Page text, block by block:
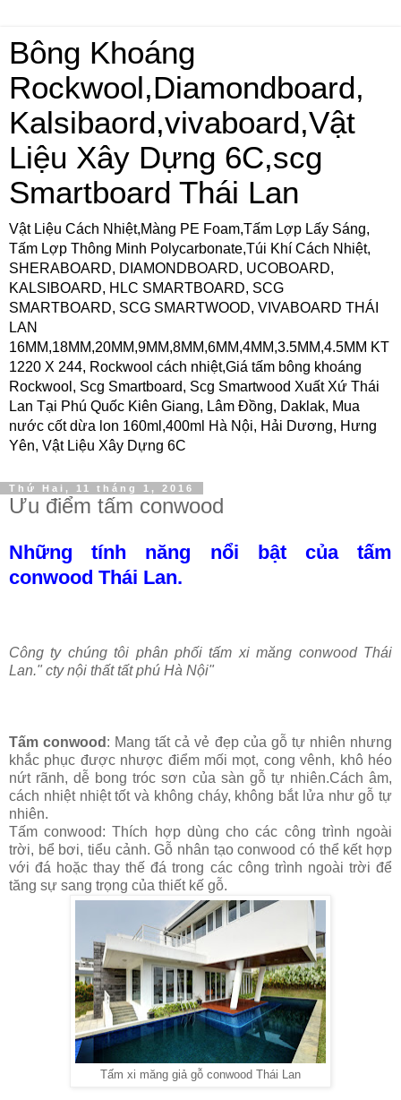
Bông Khoáng
Rockwool,Diamondboard,
Kalsibaord,vivaboard,Vật
Liệu Xây Dựng 6C,scg
Smartboard Thái Lan
Vật Liệu Cách Nhiệt,Màng PE Foam,Tấm Lợp Lấy Sáng,
Tấm Lợp Thông Minh Polycarbonate,Túi Khí Cách Nhiệt,
SHERABOARD, DIAMONDBOARD, UCOBOARD,
KALSIBOARD, HLC SMARTBOARD, SCG
SMARTBOARD, SCG SMARTWOOD, VIVABOARD THÁI
LAN
16MM,18MM,20MM,9MM,8MM,6MM,4MM,3.5MM,4.5MM KT
1220 X 244, Rockwool cách nhiệt,Giá tấm bông khoáng
Rockwool, Scg Smartboard, Scg Smartwood Xuất Xứ Thái
Lan Tại Phú Quốc Kiên Giang, Lâm Đồng, Daklak, Mua
nước cốt dừa lon 160ml,400ml Hà Nội, Hải Dương, Hưng
Yên, Vật Liệu Xây Dựng 6C
Thứ Hai, 11 tháng 1, 2016
Ưu điểm tấm conwood
Những tính năng nổi bật của tấm
conwood Thái Lan.
Công ty chúng tôi phân phối tấm xi măng conwood Thái
Lan." cty nội thất tất phú Hà Nội"
Tấm conwood : Mang tất cả vẻ đẹp của gỗ tự nhiên nhưng
khắc phục được nhược điểm mối mọt, cong vênh, khô héo
nứt rãnh, dễ bong tróc sơn của sàn gỗ tự nhiên.Cách âm,
cách nhiệt nhiệt tốt và không cháy, không bắt lửa như gỗ tự
nhiên.
Tấm conwood: Thích hợp dùng cho các công trình ngoài
trời, bể bơi, tiểu cảnh. Gỗ nhân tạo conwood có thể kết hợp
với đá hoặc thay thế đá trong các công trình ngoài trời để
tăng sự sang trọng của thiết kế gỗ.
Tấm xi măng giả gỗ conwood Thái Lan